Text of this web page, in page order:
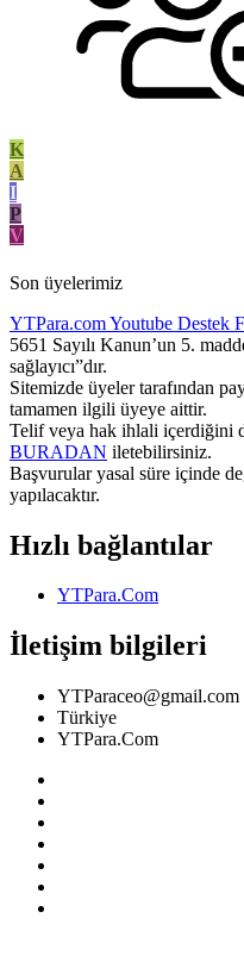
K
A
I
P
V
Son üyelerimiz
YTPara.comYoutube Destek
5651 Sayılı Kanun’un 5.
sağlayıcı”dır.
Sitemizde üyeler tarafından
tamamen ilgili üyeye aittir.
Telif veya hak ihlali içerdiğini
BURADAN iletebilirsiniz.
Başvurular yasal süre içinde
yapılacaktır.
Hızlı bağlantılar
YTPara.Com
İletişim bilgileri
YTParaceo@gmail.com
Türkiye
YTPara.Com